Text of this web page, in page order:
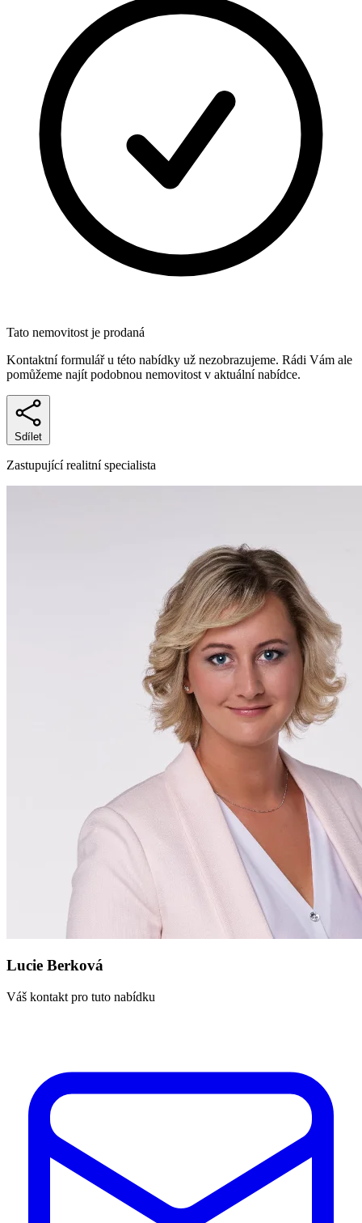
Tato nemovitost je prodaná
Kontaktní formulář u této nabídky už nezobrazujeme. Rádi Vám ale
pomůžeme najít podobnou nemovitost v aktuální nabídce.
Sdílet
Zastupující realitní specialista
Lucie Berková
Váš kontakt pro tuto nabídku